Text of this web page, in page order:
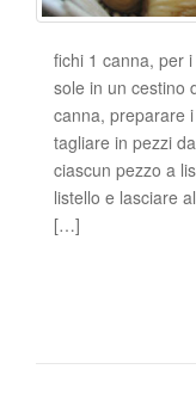
fichi 1 canna, per
sole in un cestino
canna, preparare
tagliare in pezzi
ciascun pezzo a
listello e lasciare
[…]